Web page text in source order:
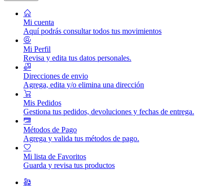
Mi cuenta
Aquí podrás consultar todos tus movimientos
Mi Perfil
Revisa y edita tus datos personales.
Direcciones de envio
Agrega, edita y/o elimina una dirección
Mis Pedidos
Gestiona tus pedidos, devoluciones y fechas de entrega.
Métodos de Pago
Agrega y valida tus métodos de pago.
Mi lista de Favoritos
Guarda y revisa tus productos